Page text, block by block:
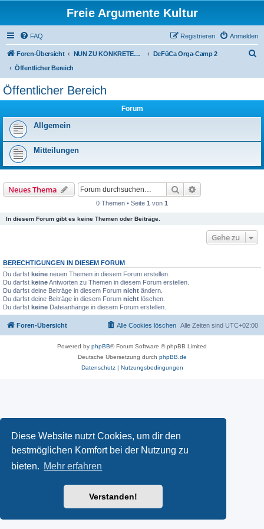
Diese Website nutzt Cookies, um dir den
bestmöglichen Komfort bei der Nutzung zu
bieten. Mehr erfahren
Verstanden!
Freie Argumente Kultur
FAQ Anmelden
Registrieren
Foren-Übersicht NUN ZU KONKRETEN AKTIONEN U PROJEKTEN, ALS WICHTIGSTES AUSSER-PARLAMENTARISCHE KOMMUNEN WIE DAS DeFüCa
DeFüCa Orga-Camp 2
Öffentlicher Bereich
Öffentlicher Bereich
Forum
Allgemein
Mitteilungen
Neues Thema Suche
0 Themen • Seite 1 von 1
In diesem Forum gibt es keine Themen oder Beiträge.
Gehe zu
BERECHTIGUNGEN IN DIESEM FORUM
Du darfst keine neuen Themen in diesem Forum erstellen.
Du darfst keineAntworten zu Themen in diesem Forum erstellen.
Du darfst deine Beiträge in diesem Forum nicht ändern.
Du darfst deine Beiträge in diesem Forum nicht löschen.
Du darfst keine Dateianhänge in diesem Forum erstellen.
Foren-Übersicht Alle Zeiten sind UTC+02:00
Alle Cookies löschen
Powered by phpBB® Forum Software © phpBB Limited
Deutsche Übersetzung durch phpBB.de
Datenschutz| Nutzungsbedingungen